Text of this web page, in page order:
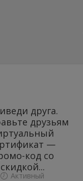
друга.
друзьям
—
код со
скидкой...
Активный